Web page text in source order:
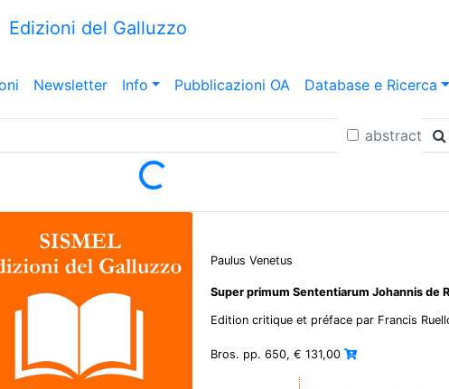
Edizioni del Galluzzo
Newsletter Info Pubblicazioni OA Database e Ricerca
abstract
Loading...
Paulus Venetus
Super primum Sententiarum Johannis de
Edition critique et préface par Francis
Bros. pp. 650, € 131,00